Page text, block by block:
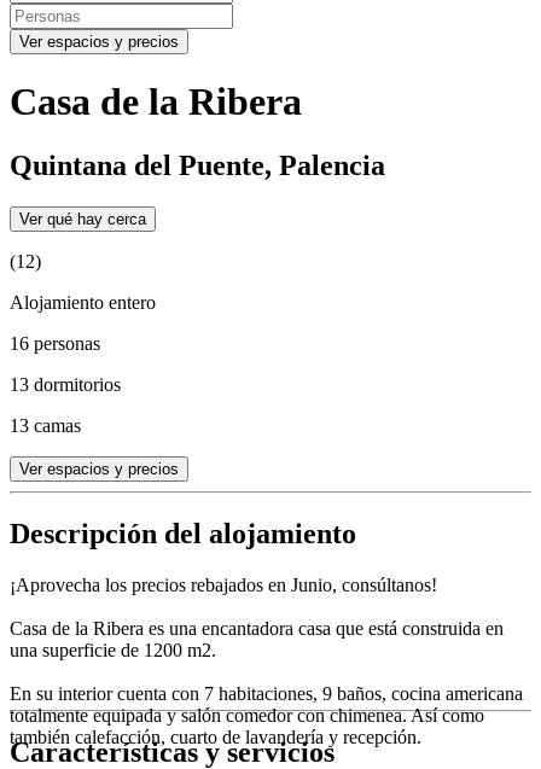
Ver espacios y precios
Casa de la Ribera
Quintana del Puente, Palencia
Ver qué hay cerca
(12)
Alojamiento entero
16 personas
13 dormitorios
13 camas
Ver espacios y precios
Descripción del alojamiento
¡Aprovecha los precios rebajados en Junio, consúltanos!
Casa de la Ribera es una encantadora casa que está construida en
una superficie de 1200 m2.
En su interior cuenta con 7 habitaciones, 9 baños, cocina americana
totalmente equipada y salón comedor con chimenea. Así como
también calefacción, cuarto de lavandería y recepción.
Características y servicios